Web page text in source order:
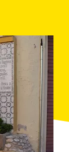
de Sant Cugat
citats absis
d'una
de canó
1610.